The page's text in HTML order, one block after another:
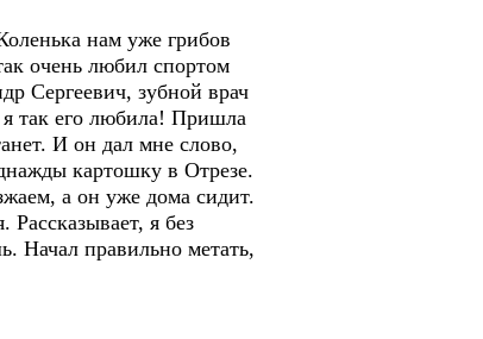
нам уже грибов
очень любил спортом
Сергеевич, зубной врач
так его любила! Пришла
И он дал мне слово,
картошку в Отрезе.
а он уже дома сидит.
я без
Начал правильно метать,